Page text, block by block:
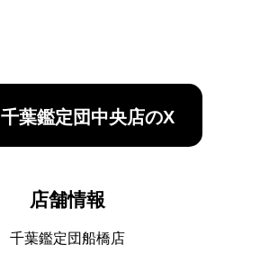
千葉鑑定団中央店のX
店舗情報
千葉鑑定団船橋店